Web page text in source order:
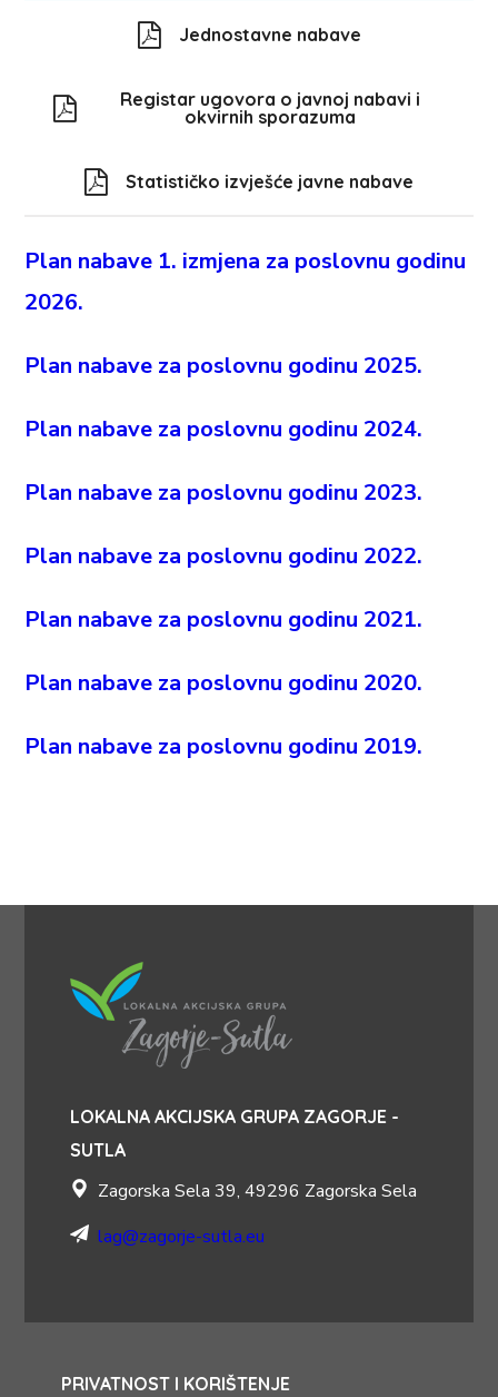
Jednostavne nabave
Registar ugovora o javnoj nabavi i
okvirnih sporazuma
Statističko izvješće javne nabave
Plan nabave 1. izmjena za poslovnu godinu
2026.
Plan nabave za poslovnu godinu 2025.
Plan nabave za poslovnu godinu 2024.
Plan nabave za poslovnu godinu 2023.
Plan nabave za poslovnu godinu 2022.
Plan nabave za poslovnu godinu 2021.
Plan nabave za poslovnu godinu 2020.
Plan nabave za poslovnu godinu 2019.
LOKALNA AKCIJSKA GRUPA ZAGORJE -
SUTLA
Zagorska Sela 39, 49296 Zagorska Sela
lag@zagorje-sutla.eu
PRIVATNOST I KORIŠTENJE